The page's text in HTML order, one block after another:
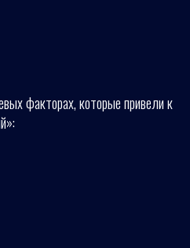
факторах, которые привели к